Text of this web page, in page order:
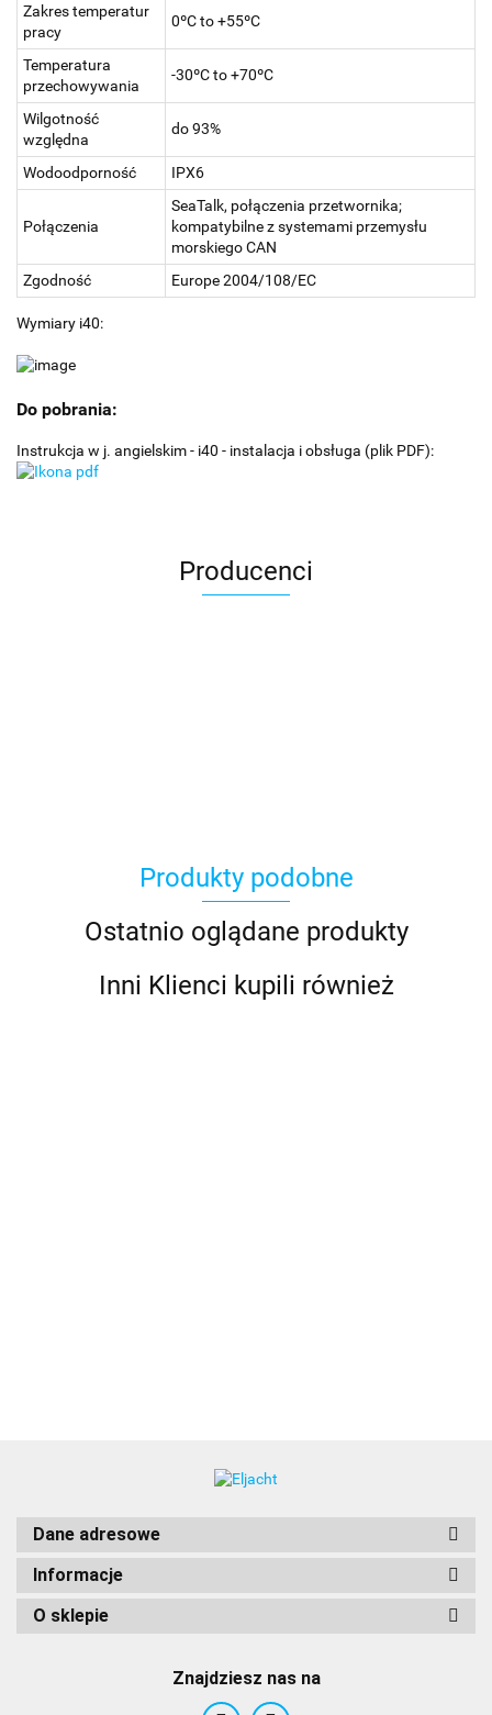
Zakres temperatur
pracy
0ºC to +55ºC
Temperatura
przechowywania
-30ºC to +70ºC
Wilgotność
względna
do 93%
Wodoodporność IPX6
Połączenia
SeaTalk, połączenia przetwornika;
kompatybilne z systemami przemysłu
morskiego CAN
Zgodność
Europe 2004/108/EC
Wymiary i40:
Do pobrania:
Instrukcja w j. angielskim - i40 - instalacja i obsługa (plik PDF):
Producenci
Produkty podobne
Ostatnio oglądane produkty
Inni Klienci kupili również
Dane adresowe
Informacje
O sklepie
Znajdziesz nas na